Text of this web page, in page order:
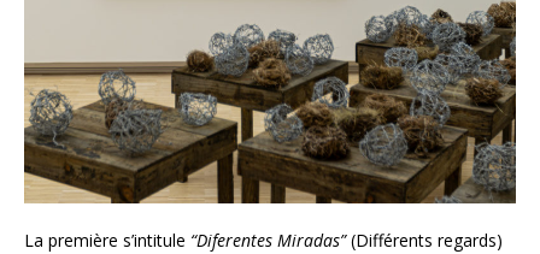
La première s’intitule “Diferentes Miradas”(Différents regards)